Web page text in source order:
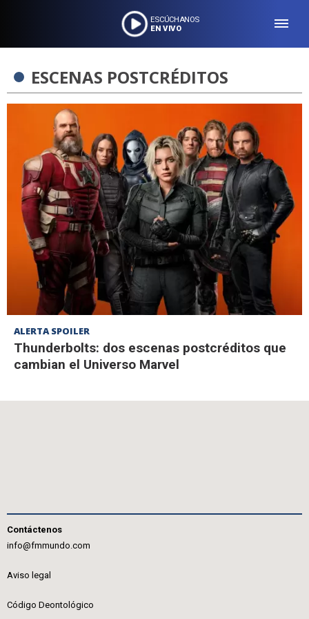
ESCÚCHANOS
EN VIVO
ESCENAS POSTCRÉDITOS
ALERTA SPOILER
Thunderbolts: dos escenas postcréditos que
cambian el Universo Marvel
Contáctenos
info@fmmundo.com
Aviso legal
Código Deontológico